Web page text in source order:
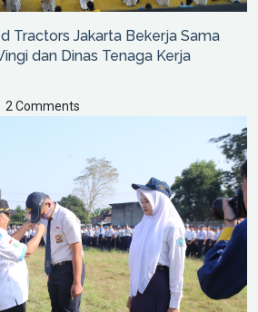
Tractors Jakarta Bekerja Sama
dan Dinas Tenaga Kerja
2 Comments